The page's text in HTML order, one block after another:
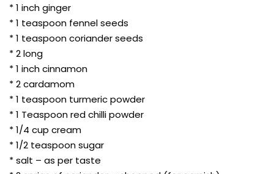
* 1 inch ginger
* 1 teaspoon fennel seeds
* 1 teaspoon coriander seeds
* 2 long
* 1 inch cinnamon
* 2 cardamom
* 1 teaspoon turmeric powder
* 1 Teaspoon red chilli powder
* 1/4 cup cream
* 1/2 teaspoon sugar
* salt – as per taste